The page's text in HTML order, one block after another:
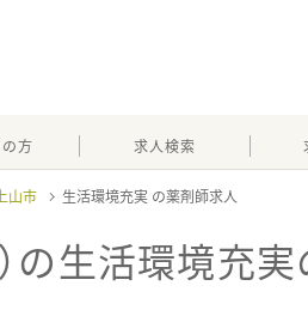
方 求人検索
山市 生活環境充実
の生活環境充実